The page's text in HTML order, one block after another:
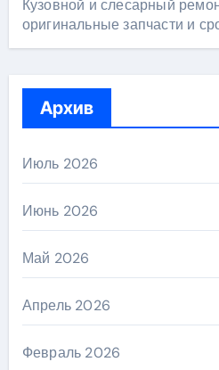
Кузовной и слесарный
оригинальные запчасти и
Архив
Июль 2026
Июнь 2026
Май 2026
Апрель 2026
Февраль 2026